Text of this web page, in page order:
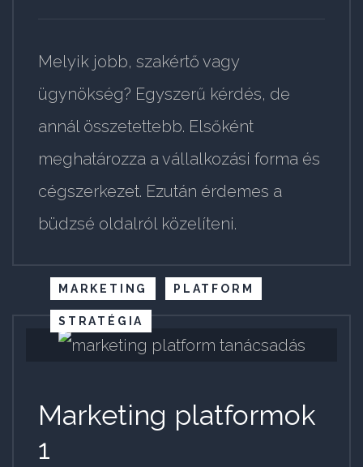
Melyik jobb, szakértő vagy
ügynökség? Egyszerű kérdés, de
annál összetettebb. Elsőként
meghatározza a vállalkozási forma és
cégszerkezet. Ezután érdemes a
büdzsé oldalról közelíteni.
MARKETING PLATFORM
STRATÉGIA
Marketing platformok
1